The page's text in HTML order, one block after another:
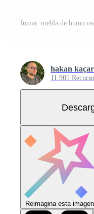
fumar. niebla de humo
hakan kaçar
11.901
Reimagina esta imagen